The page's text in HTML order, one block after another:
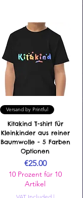
Versand by Printful
Kitakind T-shirt für
Kleinkinder aus reiner
Baumwolle - 5 Farben
Optionen
Price
€25.00
10 Prozent für 10
Artikel